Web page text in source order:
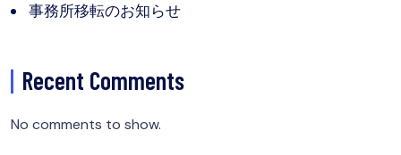
事務所移転のお知らせ
Recent Comments
No comments to show.